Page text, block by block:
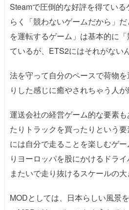
Steamで圧倒的な好評を得てい
らく「競わないゲームだから」
を運転するゲーム」は基本的に
ているが、ETS2にはそれがない
法を守って自分のペースで荷物
りした感じに癒やされちゃう人が
運送会社の経営ゲーム的な要素
たりトラックを買ったりという
には自分で走ることを楽しむゲ
りヨーロッパを股にかけるドラ
またいで走り抜けるスケールの大
MODとしては、日本らしい風景